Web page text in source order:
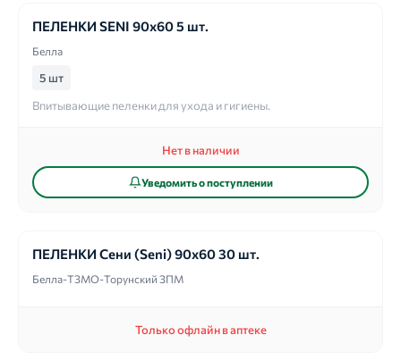
ПЕЛЕНКИ SENI 90х60 5 шт.
Белла
5 шт
Впитывающие пеленки для ухода и гигиены.
Нет в наличии
Уведомить о поступлении
ПЕЛЕНКИ Сени (Seni) 90х60 30 шт.
Белла-ТЗМО-Торунский ЗПМ
Только офлайн в аптеке